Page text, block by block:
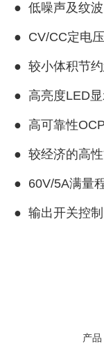
● 低噪声及纹波
● CV/CC定电
● 较小体积节
● 高亮度LED
● 高可靠性
● 较经济的高
● 60V/5A满量
● 输出开关控制
产品